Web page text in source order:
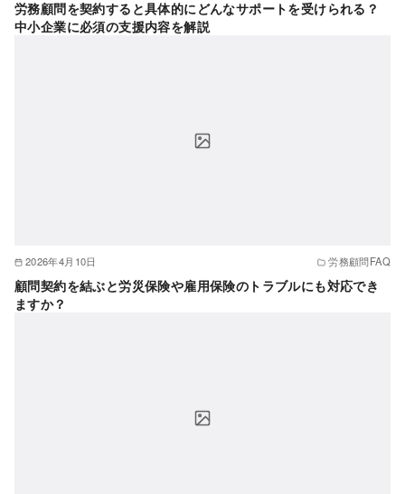
労務顧問を契約すると具体的にどんなサポートを受けられる？
中小企業に必須の支援内容を解説
2026年4月10日 労務顧問FAQ
顧問契約を結ぶと労災保険や雇用保険のトラブルにも対応でき
ますか？